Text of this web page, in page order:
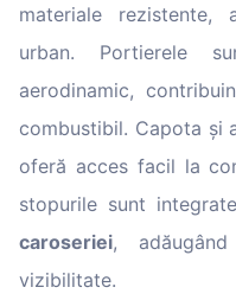
materiale
urban. Portierele
aerodinamic,
combustibil. Capota și
oferă acces facil la
stopurile sunt
caroseriei,
vizibilitate.